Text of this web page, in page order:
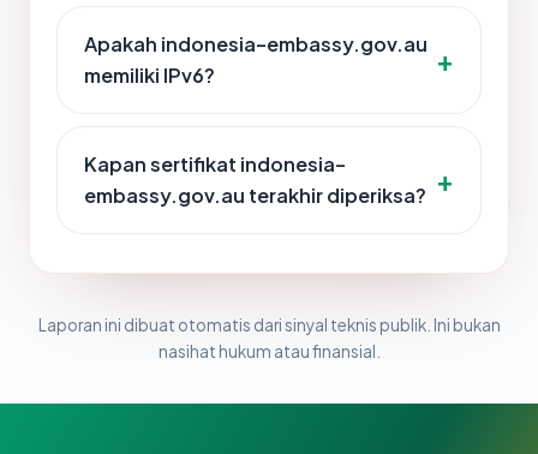
Apakah indonesia-embassy.gov.au
memiliki IPv6?
Kapan sertifikat indonesia-
embassy.gov.au terakhir diperiksa?
Laporan ini dibuat otomatis dari sinyal teknis publik. Ini bukan
nasihat hukum atau finansial.